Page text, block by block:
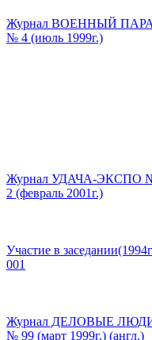
Журнал ВОЕННЫЙ
№ 4 (июль 1999г.)
Журнал УДАЧА-ЭКСПО
2 (февраль 2001г.)
Участие в
001
Журнал ДЕЛОВЫЕ
№ 99 (март 1999г.) (англ.)